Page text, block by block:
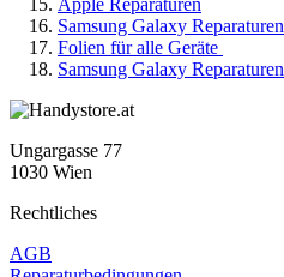
Apple Reparaturen
Samsung Galaxy Reparaturen
Folien für alle Geräte
Samsung Galaxy Reparaturen
Ungargasse 77
1030 Wien
Rechtliches
AGB